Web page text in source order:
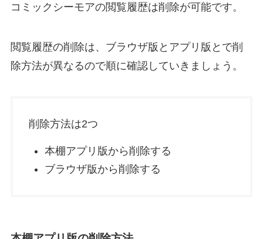
コミックシーモアの閲覧履歴は削除が可能です。
閲覧履歴の削除は、ブラウザ版とアプリ版とで削
除方法が異なるので順に確認していきましょう。
削除方法は2つ
本棚アプリ版から削除する
ブラウザ版から削除する